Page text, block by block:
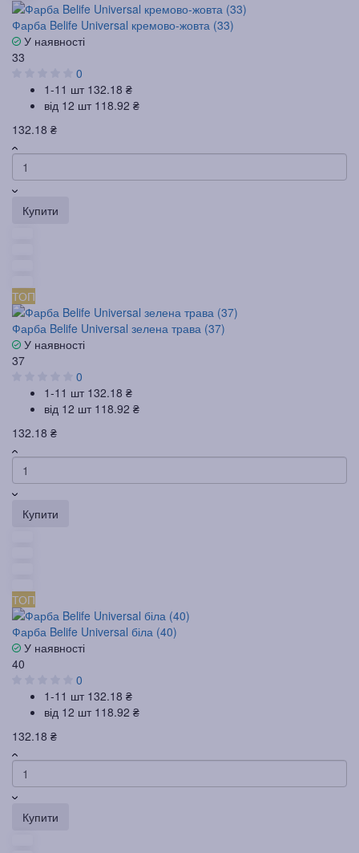
Фарба Belife Universal кремово-жовта (33)
У наявності
33
0
1-11 шт 132.18 ₴
від 12 шт 118.92 ₴
132.18 ₴
Купити
ТОП
Фарба Belife Universal зелена трава (37)
У наявності
37
0
1-11 шт 132.18 ₴
від 12 шт 118.92 ₴
132.18 ₴
Купити
ТОП
Фарба Belife Universal біла (40)
У наявності
40
0
1-11 шт 132.18 ₴
від 12 шт 118.92 ₴
132.18 ₴
Купити